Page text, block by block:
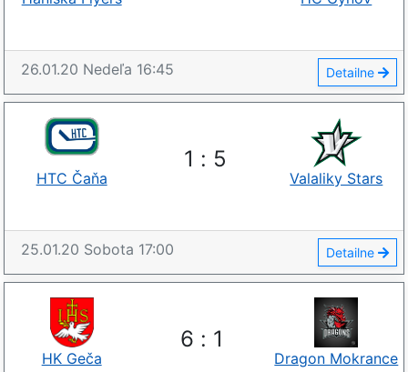
26.01.20 Nedeľa 16:45 Detailne
1 : 5
HTC Čaňa Valaliky Stars
25.01.20 Sobota 17:00 Detailne
6 : 1
HK Geča Dragon Mokrance